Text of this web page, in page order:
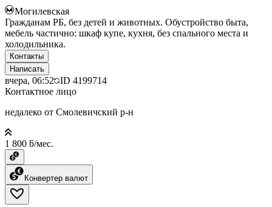
Могилевская
Гражданам РБ, без детей и животных. Обустройство быта,
мебель частично: шкаф купе, кухня, без спального места и
холодильника.
Контакты
Написать
вчера, 06:52 ID 4199714
Контактное лицо
недалеко от Смолевичский р-н
1 800 ƃ/мес.
Конвертер валют